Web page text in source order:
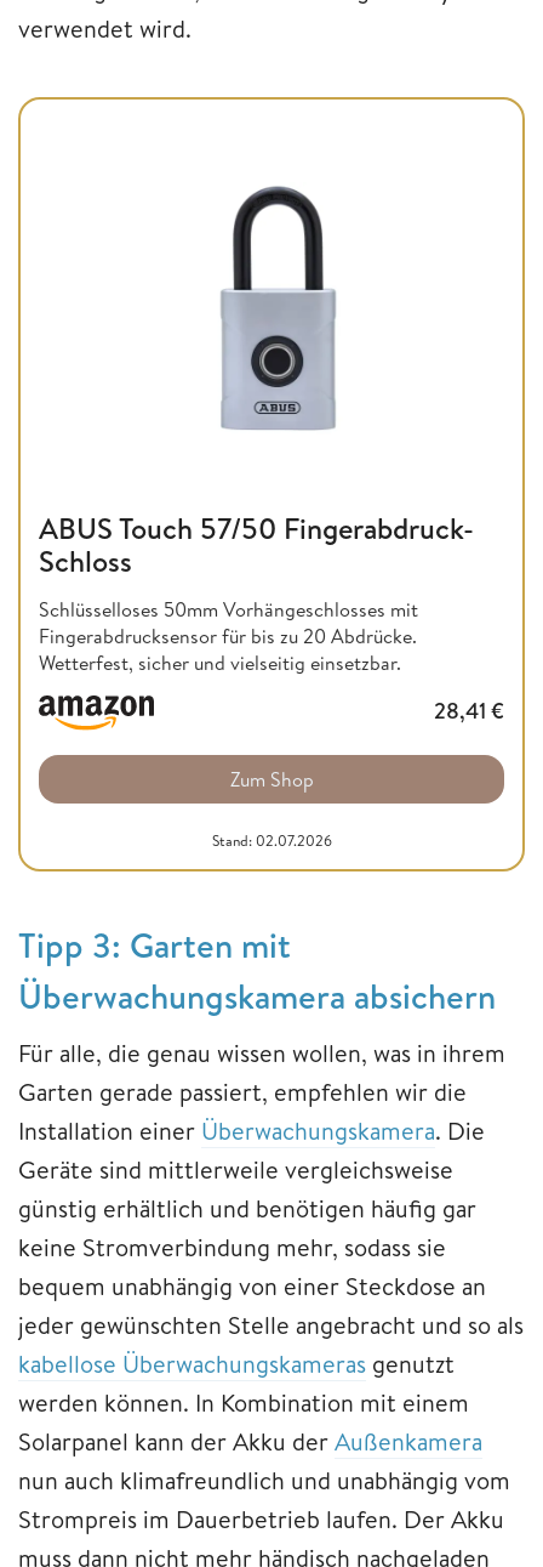
verwendet wird.
ABUS Touch 57/50 Fingerabdruck-
Schloss
Schlüsselloses 50mm Vorhängeschlosses mit
Fingerabdrucksensor für bis zu 20 Abdrücke.
Wetterfest, sicher und vielseitig einsetzbar.
28,41 €
Zum Shop
Stand: 02.07.2026
Tipp 3: Garten mit
Überwachungskamera absichern
Für alle, die genau wissen wollen, was in ihrem
Garten gerade passiert, empfehlen wir die
Installation einer Überwachungskamera. Die
Geräte sind mittlerweile vergleichsweise
günstig erhältlich und benötigen häufig gar
keine Stromverbindung mehr, sodass sie
bequem unabhängig von einer Steckdose an
jeder gewünschten Stelle angebracht und so als
kabellose Überwachungskameras genutzt
werden können. In Kombination mit einem
Solarpanel kann der Akku derAußenkamera
nun auch klimafreundlich und unabhängig vom
Strompreis im Dauerbetrieb laufen. Der Akku
muss dann nicht mehr händisch nachgeladen